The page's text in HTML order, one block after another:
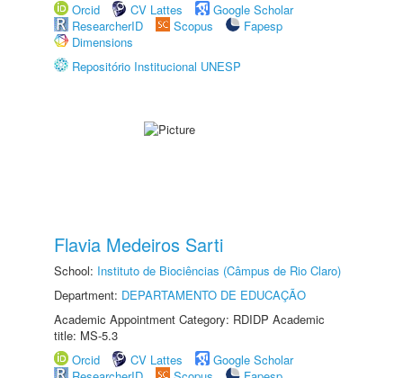
Orcid
CV Lattes
Google Scholar
ResearcherID
Scopus
Fapesp
Dimensions
Repositório Institucional UNESP
Flavia Medeiros Sarti
School: Instituto de Biociências (Câmpus de Rio Claro)
Department: DEPARTAMENTO DE EDUCAÇÃO
Academic Appointment Category: RDIDP Academic
title: MS-5.3
Orcid
CV Lattes
Google Scholar